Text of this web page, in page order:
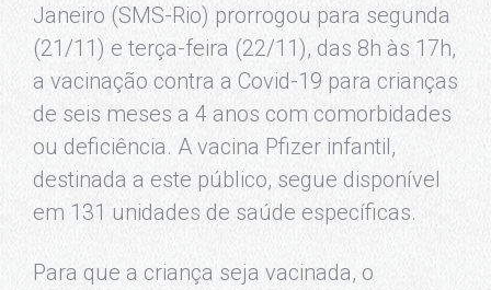
Janeiro (SMS-Rio) prorrogou para segunda
(21/11) e terça-feira (22/11), das 8h às 17h,
a vacinação contra a Covid-19 para crianças
de seis meses a 4 anos com comorbidades
ou deficiência. A vacina Pfizer infantil,
destinada a este público, segue disponível
em 131 unidades de saúde específicas.
Para que a criança seja vacinada, o